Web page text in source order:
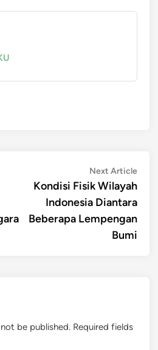
Next ArticleNext
Kondisi Fisik Wilayah
Indonesia Diantara
Beberapa Lempengan
Bumi
be published. Required fields